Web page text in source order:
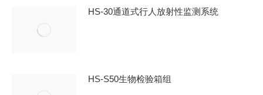
HS-30通道式行人放射性监测系统
HS-S50生物检验箱组